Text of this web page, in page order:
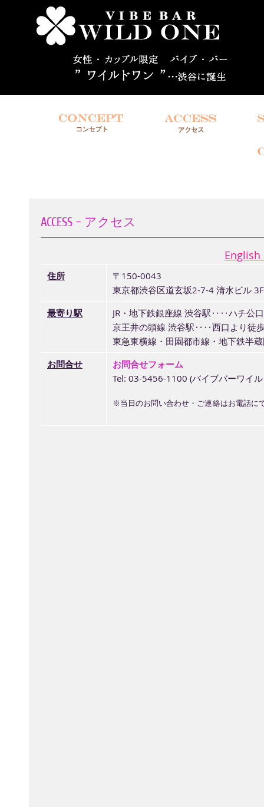
ACCESS – アクセス
English
住所
〒150-0043
東京都渋谷区道玄坂2-7-4 清水ビル 3F
最寄り駅
JR・地下鉄銀座線 渋谷駅‥‥ハチ公
京王井の頭線 渋谷駅‥‥西口より徒
東急東横線・田園都市線・地下鉄半
お問合せ
お問合せフォーム
Tel: 03-5456-1100 (バイブバーワイ
※当日のお問い合わせ・ご連絡はお電話に